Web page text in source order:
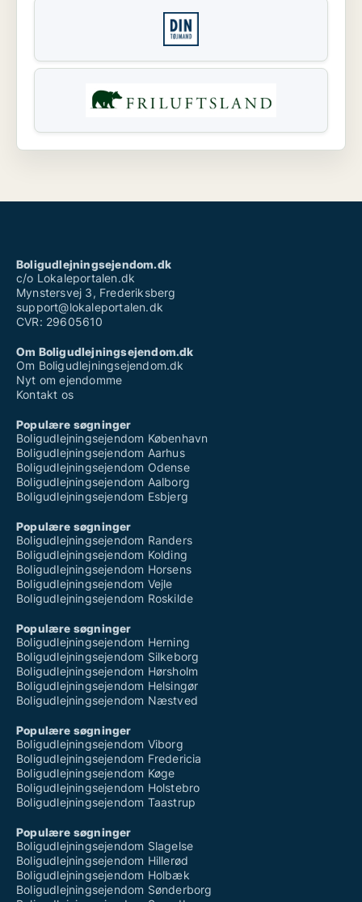
Boligudlejningsejendom.dk
c/o Lokaleportalen.dk
Mynstersvej 3, Frederiksberg
support@lokaleportalen.dk
CVR: 29605610
Om Boligudlejningsejendom.dk
Om Boligudlejningsejendom.dk
Nyt om ejendomme
Kontakt os
Populære søgninger
Boligudlejningsejendom København
Boligudlejningsejendom Aarhus
Boligudlejningsejendom Odense
Boligudlejningsejendom Aalborg
Boligudlejningsejendom Esbjerg
Populære søgninger
Boligudlejningsejendom Randers
Boligudlejningsejendom Kolding
Boligudlejningsejendom Horsens
Boligudlejningsejendom Vejle
Boligudlejningsejendom Roskilde
Populære søgninger
Boligudlejningsejendom Herning
Boligudlejningsejendom Silkeborg
Boligudlejningsejendom Hørsholm
Boligudlejningsejendom Helsingør
Boligudlejningsejendom Næstved
Populære søgninger
Boligudlejningsejendom Viborg
Boligudlejningsejendom Fredericia
Boligudlejningsejendom Køge
Boligudlejningsejendom Holstebro
Boligudlejningsejendom Taastrup
Populære søgninger
Boligudlejningsejendom Slagelse
Boligudlejningsejendom Hillerød
Boligudlejningsejendom Holbæk
Boligudlejningsejendom Sønderborg